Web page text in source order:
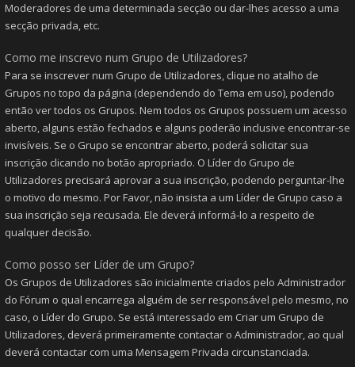
Moderadores de uma determinada secção ou dar-lhes acesso a uma
secção privada, etc.
Como me inscrevo num Grupo de Utilizadores?
Para se inscrever num Grupo de Utilizadores, clique no atalho de
Grupos no topo da página (dependendo do Tema em uso), podendo
então ver todos os Grupos. Nem todos os Grupos possuem um acesso
aberto, alguns estão fechados e alguns poderão inclusive encontrar-se
invisíveis. Se o Grupo se encontrar aberto, poderá solicitar sua
inscrição clicando no botão apropriado. O Líder do Grupo de
Utilizadores precisará aprovar a sua inscrição, podendo perguntar-lhe
o motivo do mesmo. Por Favor, não insista a um Líder de Grupo caso a
sua inscrição seja recusada. Ele deverá informá-lo a respeito de
qualquer decisão.
Como posso ser Líder de um Grupo?
Os Grupos de Utilizadores são inicialmente criados pelo Administrador
do Fórum o qual encarrega alguém de ser responsável pelo mesmo, no
caso, o Líder do Grupo. Se está interessado em Criar um Grupo de
Utilizadores, deverá primeiramente contactar o Administrador, ao qual
deverá contactar com uma Mensagem Privada circunstanciada.